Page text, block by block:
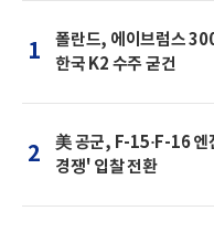
1
폴란드, 에이브럼스
한국 K2 수주 굳건
2
美 공군, F-15·F-16
경쟁' 입찰 전환